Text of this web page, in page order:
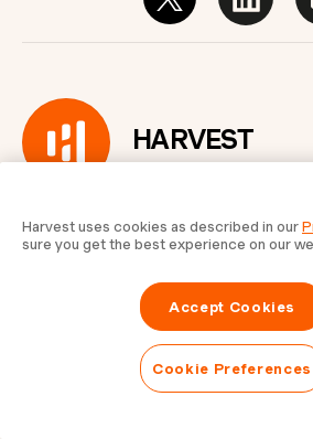
HARVEST
Harvest uses cookies as described in our
sure you get the best experience on our
Accept Cookies
Cookie Preferences